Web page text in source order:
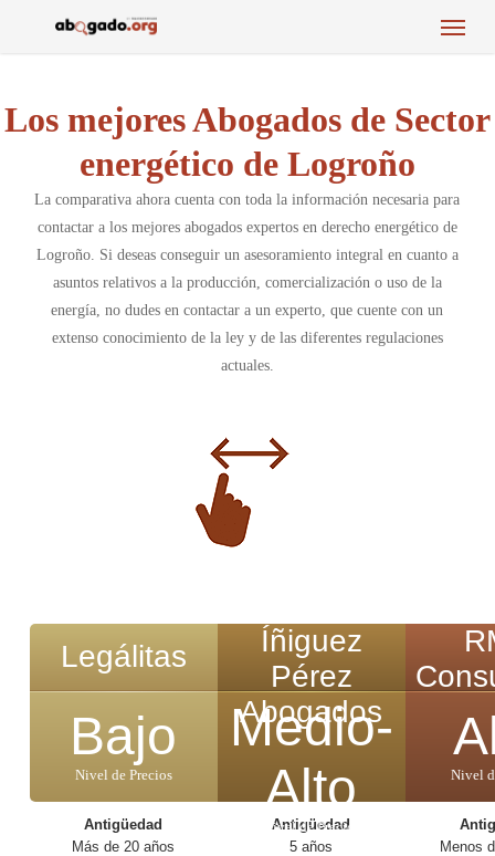
Menu
Los mejores Abogados de Sector
energético de Logroño
La comparativa ahora cuenta con toda la información necesaria para
contactar a los mejores abogados expertos en derecho energético de
Logroño. Si deseas conseguir un asesoramiento integral en cuanto a
asuntos relativos a la producción, comercialización o uso de la
energía, no dudes en contactar a un experto, que cuente con un
extenso conocimiento de la ley y de las diferentes regulaciones
actuales.
Legálitas
Bajo
Nivel de Precios
Antigüedad
Más de 20 años
Íñiguez
Pérez
Abogados
Medio-
Alto
Nivel de Precios
Antigüedad
5 años
Nivel
Menos